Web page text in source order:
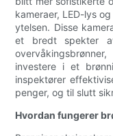
kameraer, LED-lys
ytelsen. Disse
et bredt spekter
investere i et
inspektører
penger, og til slutt
Hvordan fungerer